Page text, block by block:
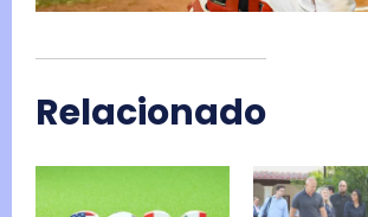
Relacionado